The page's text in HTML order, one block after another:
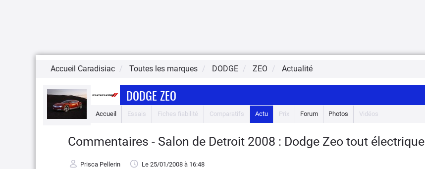
Accueil Caradisiac Toutes les marques DODGE ZEO Actualité
DODGE ZEO
Accueil Essais Fiches fiabilité Comparatifs Actu Prix Forum Photos Vidéos
Commentaires - Salon de Detroit 2008 : Dodge Zeo tout électrique
Prisca Pellerin Le 25/01/2008 à 16:48